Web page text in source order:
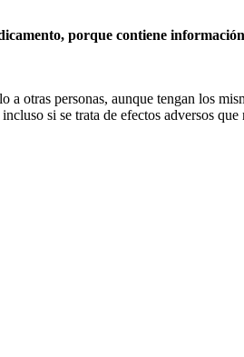
porque contiene
a otras personas, aunque tengan los
si se trata de efectos adversos